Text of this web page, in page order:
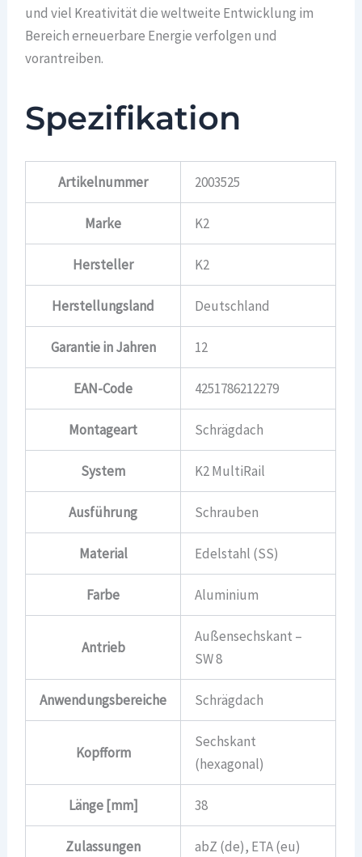
und viel Kreativität die weltweite Entwicklung im
Bereich erneuerbare Energie verfolgen und
vorantreiben.
Spezifikation
Artikelnummer 2003525
Marke K2
Hersteller K2
Herstellungsland Deutschland
Garantie in Jahren 12
EAN-Code 4251786212279
Montageart Schrägdach
System K2 MultiRail
Ausführung Schrauben
Material Edelstahl (SS)
Farbe Aluminium
Antrieb
Außensechskant –
SW 8
Anwendungsbereiche Schrägdach
Kopfform
Sechskant
(hexagonal)
Länge [mm] 38
Zulassungen abZ (de), ETA (eu)